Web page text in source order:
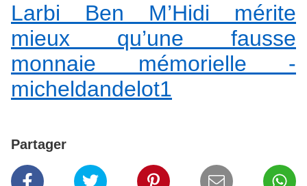
Larbi Ben M’Hidi mérite
mieux qu’une fausse
monnaie mémorielle -
micheldandelot1
Partager